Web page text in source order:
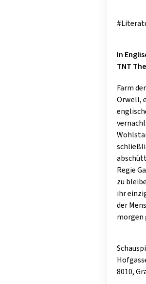
In
TNT
Farm
Orwell,
Regie
zu
ihr
der
morgen
8010,